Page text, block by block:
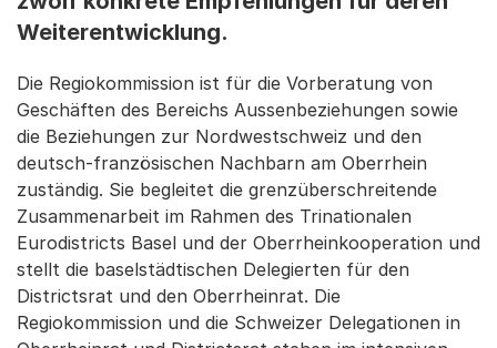
Weiterentwicklung.
Die Regiokommission ist für die Vorberatung von
Geschäften des Bereichs Aussenbeziehungen sowie
die Beziehungen zur Nordwestschweiz und den
deutsch-französischen Nachbarn am Oberrhein
zuständig. Sie begleitet die grenzüberschreitende
Zusammenarbeit im Rahmen des Trinationalen
Eurodistricts Basel und der Oberrheinkooperation und
stellt die baselstädtischen Delegierten für den
Districtsrat und den Oberrheinrat. Die
Regiokommission und die Schweizer Delegationen in